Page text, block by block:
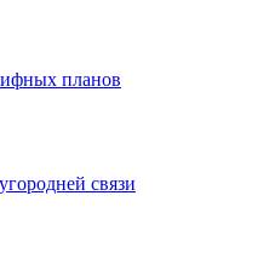
планов
связи